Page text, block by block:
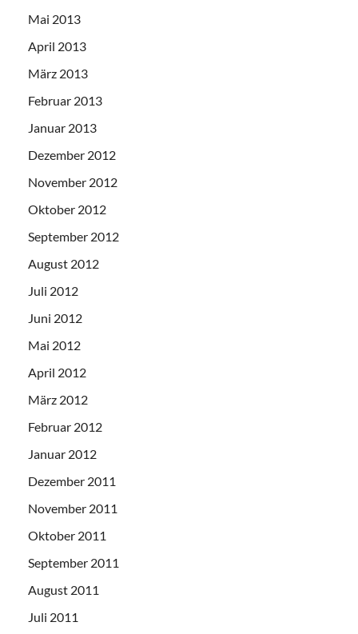
Mai 2013
April 2013
März 2013
Februar 2013
Januar 2013
Dezember 2012
November 2012
Oktober 2012
September 2012
August 2012
Juli 2012
Juni 2012
Mai 2012
April 2012
März 2012
Februar 2012
Januar 2012
Dezember 2011
November 2011
Oktober 2011
September 2011
August 2011
Juli 2011